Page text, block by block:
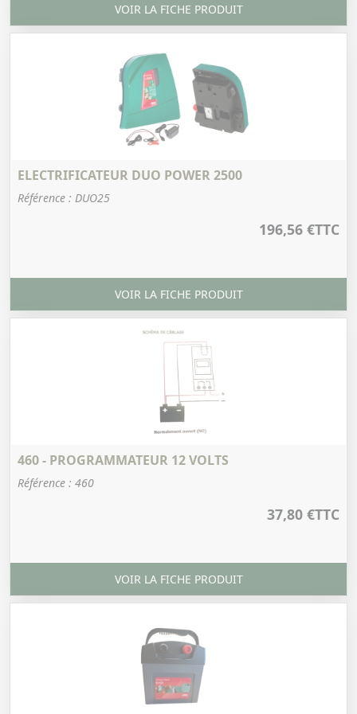
VOIR LA FICHE PRODUIT
ELECTRIFICATEUR DUO POWER 2500
Référence : DUO25
196,56 €TTC
VOIR LA FICHE PRODUIT
460 - PROGRAMMATEUR 12 VOLTS
Référence : 460
37,80 €TTC
VOIR LA FICHE PRODUIT